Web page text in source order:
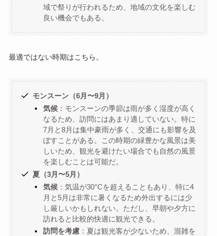
域で祭りが行われるため、地域の文化を楽しむ
良い機会でもある。
最適ではない時期はこちら。
モンスーン（6月〜9月）
気候 ：モンスーンの季節は雨が多く湿度が高く
なるため、訪問にはあまり適していない。特に
7月と8月は集中豪雨が多く、交通にも影響を及
ぼすことがある。この時期の緑豊かな風景は美
しいため、観光を避けたい場合でも自然の風景
を楽しむことは可能だ。
夏（3月〜5月）
気候 ：気温が30°Cを超えることもあり、特に4
月と5月は非常に暑くなるため外出するには少
し厳しいかもしれない。ただし、早朝や夕方に
訪れると比較的快適に観光できる。
訪問を考慮 ：夏は観光客が少ないため、混雑を